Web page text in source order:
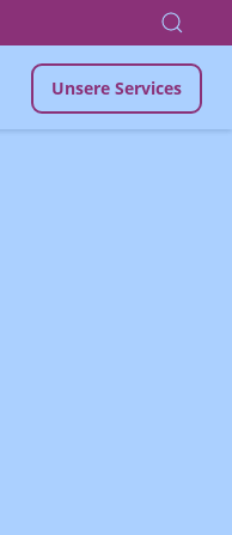
Unsere Services